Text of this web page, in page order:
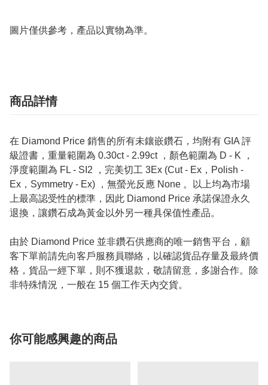
圖片僅供參考，產品以實物為準。
商品詳情
在 Diamond Price 銷售的所有未鑲嵌鑽石，均附有 GIA 評
級證書，重量範圍為 0.30ct - 2.99ct ，顏色範圍為 D - K ，
淨度範圍為 FL - SI2 ，完美切工 3Ex (Cut - Ex，Polish -
Ex，Symmetry - Ex) ，無螢光反應 None 。以上均為市場
上最高認受性的標準，因此 Diamond Price 承諾保證永久
退換，讓鑽石成為黃金以外另一種具保值性產品。
由於 Diamond Price 並非鑽石供應商的唯一銷售平台，顧
客下單前請先向客戶服務員聯絡，以確認貨品存量及最終價
格，貨品一經下單，則不獲退款，敬請留意，多謝合作。除
非特殊情況，一般在 15 個工作天內交貨。
你可能感興趣的商品